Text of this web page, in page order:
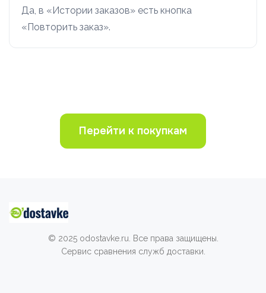
Да, в «Истории заказов» есть кнопка
«Повторить заказ».
Перейти к покупкам
© 2025 odostavke.ru. Все права защищены.
Сервис сравнения служб доставки.